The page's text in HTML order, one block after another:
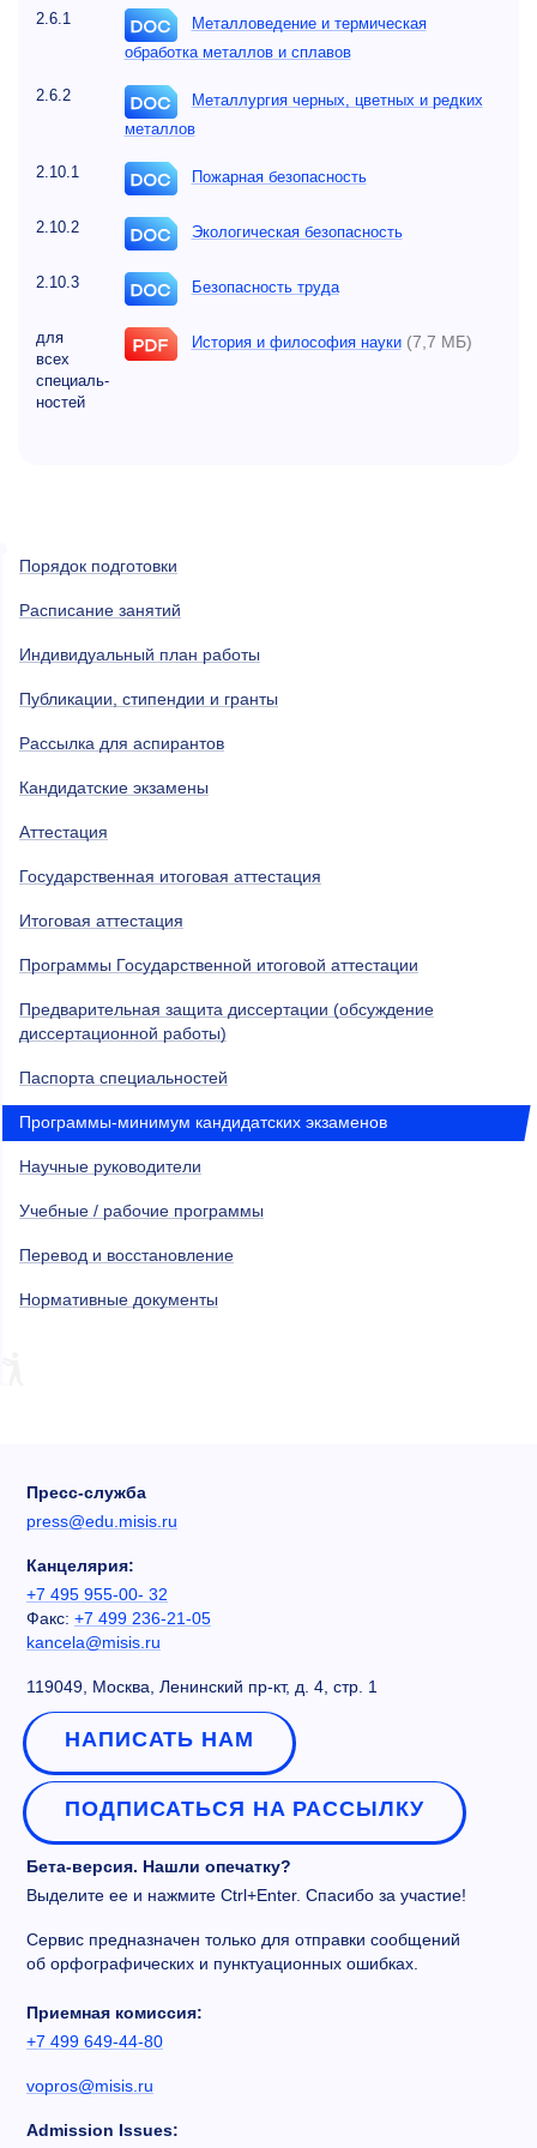
2.6.1
Металловедение и термическая
обработка металлов и сплавов
2.6.2
Металлургия черных, цветных и редких
металлов
2.10.1 Пожарная безопасность
2.10.2 Экологическая безопасность
2.10.3 Безопасность труда
для
всех
специаль-
ностей
История и философия науки(7,7 МБ)
Порядок подготовки
Расписание занятий
Индивидуальный план работы
Публикации, стипендии и гранты
Рассылка для аспирантов
Кандидатские экзамены
Аттестация
Государственная итоговая аттестация
Итоговая аттестация
Программы Государственной итоговой аттестации
Предварительная защита диссертации (обсуждение
диссертационной работы)
Паспорта специальностей
Программы-минимум кандидатских экзаменов
Научные руководители
Учебные / рабочие программы
Перевод и восстановление
Нормативные документы
Пресс-служба
press@edu.misis.ru
Канцелярия:
+7 495 955-00- 32
Факс: +7 499 236-21-05
kancela@misis.ru
119049, Москва, Ленинский пр-кт, д. 4, стр. 1
НАПИСАТЬ НАМ
ПОДПИСАТЬСЯ НА РАССЫЛКУ
Бета-версия. Нашли опечатку?
Выделите ее и нажмите Ctrl+Enter. Спасибо за участие!
Сервис предназначен только для отправки сообщений
об орфографических и пунктуационных ошибках.
Приемная комиссия:
+7 499 649-44-80
vopros@misis.ru
Admission Issues: